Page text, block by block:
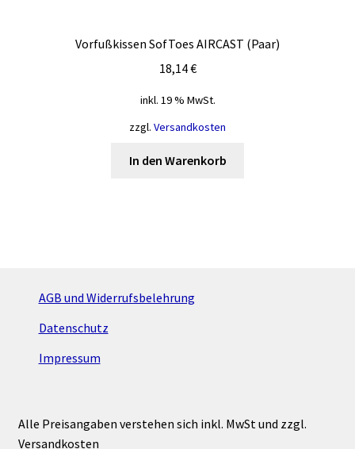
Vorfußkissen SofToes AIRCAST (Paar)
18,14€
inkl. 19 % MwSt.
zzgl. Versandkosten
In den Warenkorb
AGB und Widerrufsbelehrung
Datenschutz
Impressum
Alle Preisangaben verstehen sich inkl. MwSt und zzgl.
Versandkosten